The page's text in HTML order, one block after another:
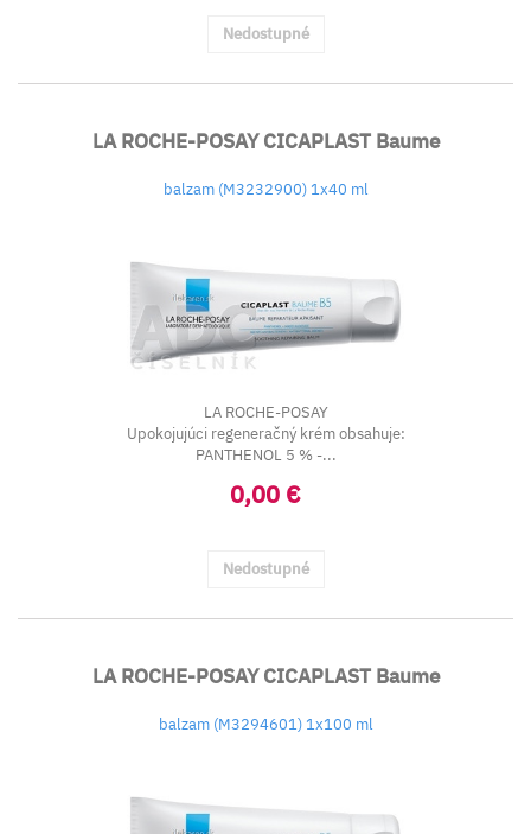
Nedostupné
LA ROCHE-POSAY CICAPLAST Baume
balzam (M3232900) 1x40 ml
LA ROCHE-POSAY
Upokojujúci regeneračný krém obsahuje:
PANTHENOL 5 % -...
0,00 €
Nedostupné
LA ROCHE-POSAY CICAPLAST Baume
balzam (M3294601) 1x100 ml